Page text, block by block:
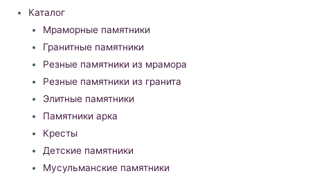
Каталог
Мраморные памятники
Гранитные памятники
Резные памятники из мрамора
Резные памятники из гранита
Элитные памятники
Памятники арка
Кресты
Детские памятники
Мусульманские памятники